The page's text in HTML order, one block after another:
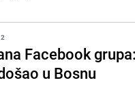
Facebook
u Bosnu